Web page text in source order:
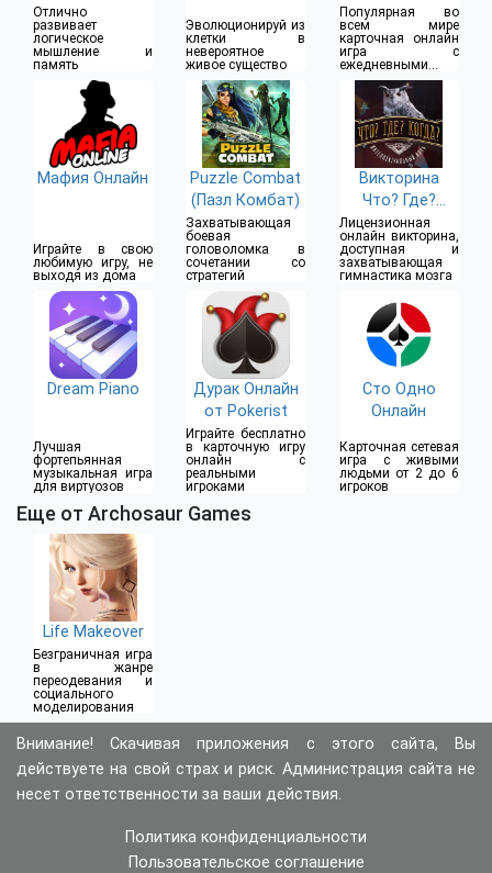
интернета
Отлично
развивает
логическое
мышление и
память
Эволюционируй из
клетки в
невероятное
живое существо
Популярная во
всем мире
карточная онлайн
игра с
ежедневными
турнирами
Мафия Онлайн
Играйте в свою
любимую игру, не
выходя из дома
Puzzle Combat
(Пазл Комбат)
Захватывающая
боевая
головоломка в
сочетании со
стратегий
Викторина
Что? Где?
Когда?
Лицензионная
онлайн викторина,
доступная и
захватывающая
гимнастика мозга
Dream Piano
Лучшая
фортепьянная
музыкальная игра
для виртуозов
Дурак Онлайн
от Pokerist
Играйте бесплатно
в карточную игру
онлайн с
реальными
игроками
Сто Одно
Онлайн
Карточная сетевая
игра с живыми
людьми от 2 до 6
игроков
Еще от Archosaur Games
Life Makeover
Безграничная игра
в жанре
переодевания и
социального
моделирования
Внимание! Скачивая приложения с этого сайта, Вы
действуете на свой страх и риск. Администрация сайта не
несет ответственности за ваши действия.
Политика конфиденциальности
Пользовательское соглашение